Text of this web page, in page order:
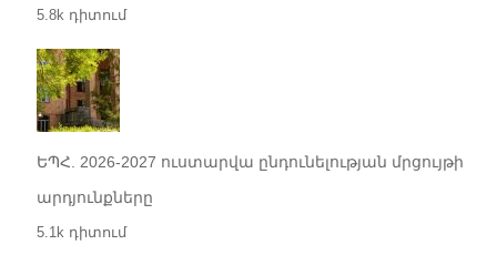
5.8k դիտում
ԵՊՀ. 2026-2027 ուստարվա ընդունելության մրցույթի
արդյունքները
5.1k դիտում